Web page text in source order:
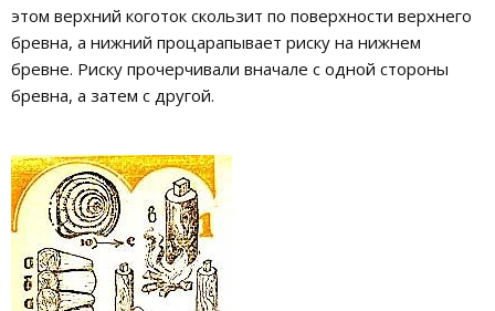
этом верхний коготок скользит по поверхности верхнего
бревна, а нижний процарапывает риску на нижнем
бревне. Риску прочерчивали вначале с одной стороны
бревна, а затем с другой.